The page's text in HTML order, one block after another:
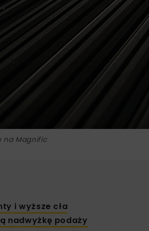
na Magnific
i wyższe cła
nadwyżkę podaży